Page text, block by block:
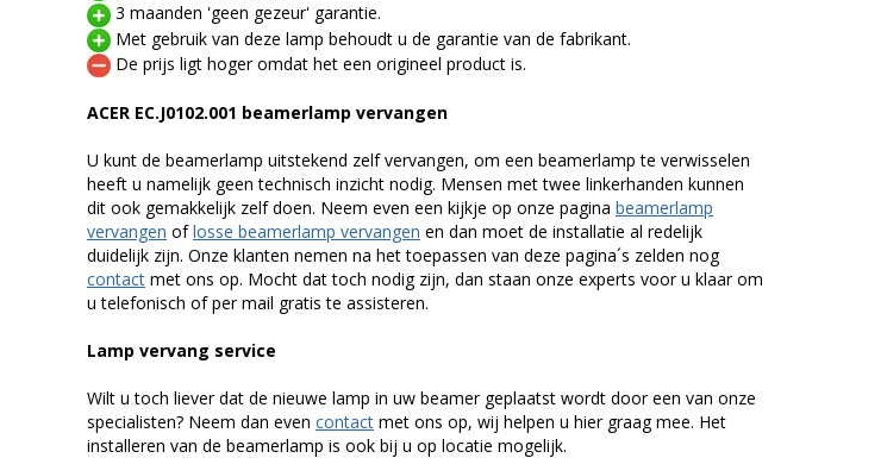
3 maanden 'geen gezeur' garantie.
Met gebruik van deze lamp behoudt u de garantie van de fabrikant.
De prijs ligt hoger omdat het een origineel product is.
ACER EC.J0102.001 beamerlamp vervangen
U kunt de beamerlamp uitstekend zelf vervangen, om een beamerlamp te verwisselen
heeft u namelijk geen technisch inzicht nodig. Mensen met twee linkerhanden kunnen
dit ook gemakkelijk zelf doen. Neem even een kijkje op onze pagina beamerlamp
vervangen oflosse beamerlamp vervangen en dan moet de installatie al redelijk
duidelijk zijn. Onze klanten nemen na het toepassen van deze pagina´s zelden nog
contact met ons op. Mocht dat toch nodig zijn, dan staan onze experts voor u klaar om
u telefonisch of per mail gratis te assisteren.
Lamp vervang service
Wilt u toch liever dat de nieuwe lamp in uw beamer geplaatst wordt door een van onze
specialisten? Neem dan even contact met ons op, wij helpen u hier graag mee. Het
installeren van de beamerlamp is ook bij u op locatie mogelijk.